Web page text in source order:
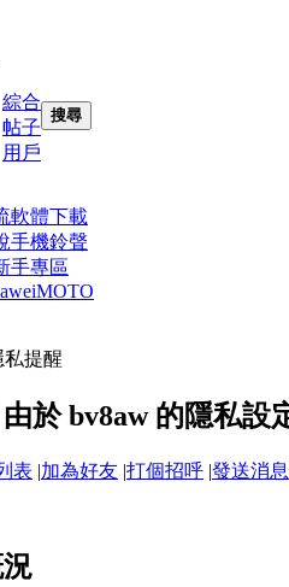
綜合
帖子
用戶
搜尋
軟體下載
手機鈴聲
手專區
MOTO
私提醒
於 bv8aw 的隱私設
表 |加為好友 |打個招呼 |發送消息